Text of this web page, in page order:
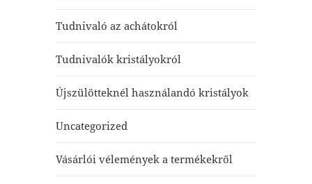
Tudnivaló az achátokról
Tudnivalók kristályokról
Újszülötteknél használandó kristályok
Uncategorized
Vásárlói vélemények a termékekről